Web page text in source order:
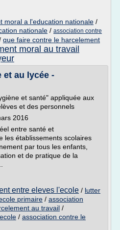
moral a l'education nationale /
nationale / association contre
que faire contre le harcelement
moral au travail
et au lycée -
et santé" appliquée aux
et des personnels
2016
entre santé et
les établissements scolaires
par tous les enfants,
et de pratique de la
entre eleves l'ecole / lutter
primaire / association
au travail /
/ association contre le